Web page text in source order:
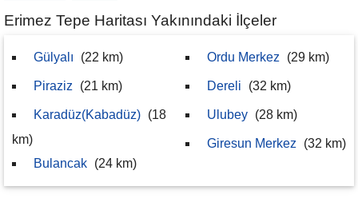
Erimez Tepe Haritası Yakınındaki İlçeler
Gülyalı (22 km)
Piraziz (21 km)
Karadüz(Kabadüz) (18
km)
Bulancak (24 km)
Ordu Merkez (29 km)
Dereli (32 km)
Ulubey (28 km)
Giresun Merkez (32 km)